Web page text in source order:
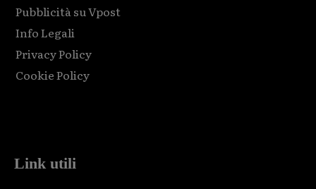
Pubblicità su Vpost
Info Legali
Privacy Policy
Cookie Policy
Link utili